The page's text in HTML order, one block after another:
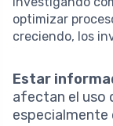
optimizar
creciendo, los
Estar
afectan el uso
especialmente